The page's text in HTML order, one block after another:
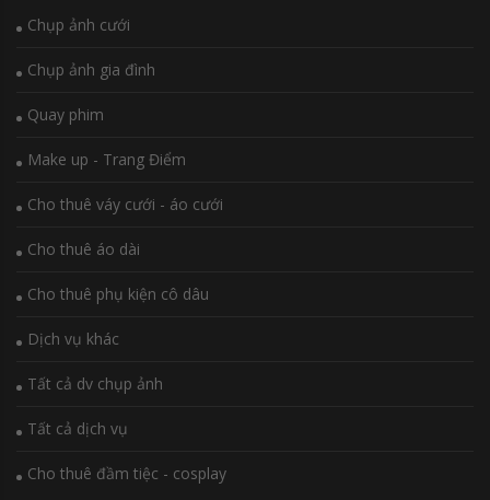
Chụp ảnh cưới
Chụp ảnh gia đình
Quay phim
Make up - Trang Điểm
Cho thuê váy cưới - áo cưới
Cho thuê áo dài
Cho thuê phụ kiện cô dâu
Dịch vụ khác
Tất cả dv chụp ảnh
Tất cả dịch vụ
Cho thuê đầm tiệc - cosplay